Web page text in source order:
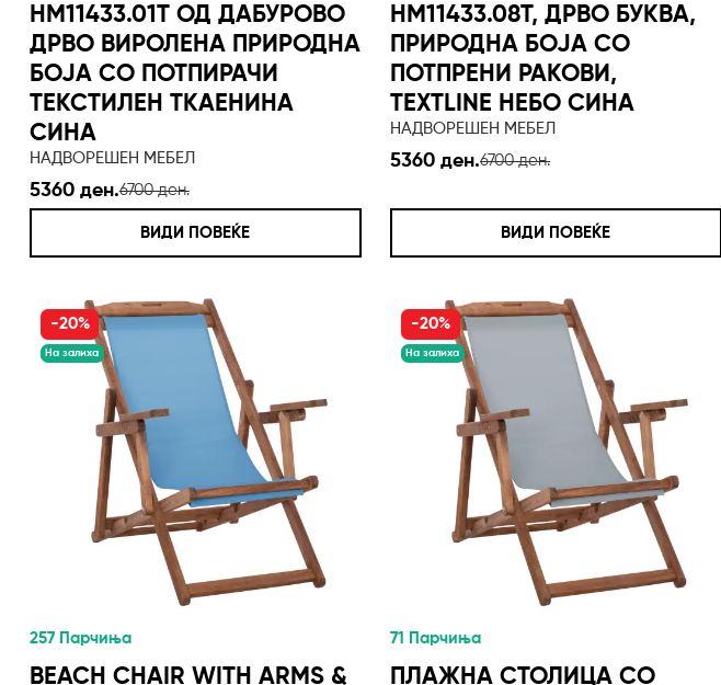
HM11433.01T ОД ДАБУРОВО
ДРВО ВИРОЛЕНА ПРИРОДНА
БОЈА СО ПОТПИРАЧИ
ТЕКСТИЛЕН ТКАЕНИНА
СИНА
НАДВОРЕШЕН МЕБЕЛ
5360 ден.6700 ден.
ВИДИ ПОВЕЌЕ
HM11433.08T, ДРВО БУКВА,
ПРИРОДНА БОЈА СО
ПОТПРЕНИ РАКОВИ,
TEXTLINE НЕБО СИНА
НАДВОРЕШЕН МЕБЕЛ
5360 ден.6700 ден.
ВИДИ ПОВЕЌЕ
-20%
На залиха
257 Парчиња
BEACH CHAIR WITH ARMS &
-20%
На залиха
71 Парчиња
ПЛАЖНА СТОЛИЦА СО